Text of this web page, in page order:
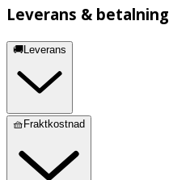
Leverans & betalning
🚚Leverans
🧺Fraktkostnad